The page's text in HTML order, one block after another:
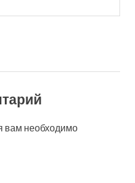
вам необходимо